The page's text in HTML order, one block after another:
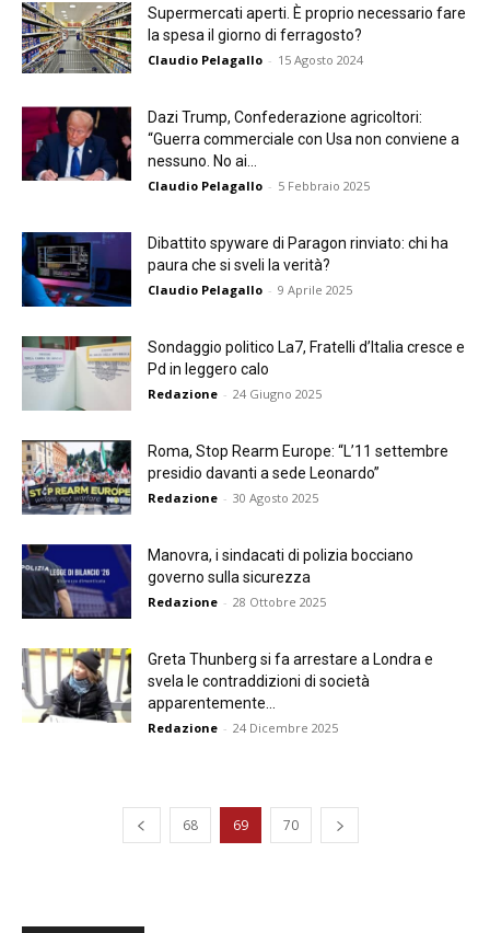
Supermercati aperti. È proprio necessario fare
la spesa il giorno di ferragosto?
Claudio Pelagallo - 15 Agosto 2024
Dazi Trump, Confederazione agricoltori:
“Guerra commerciale con Usa non conviene a
nessuno. No ai...
Claudio Pelagallo - 5 Febbraio 2025
Dibattito spyware di Paragon rinviato: chi ha
paura che si sveli la verità?
Claudio Pelagallo - 9 Aprile 2025
Sondaggio politico La7, Fratelli d’Italia cresce e
Pd in leggero calo
Redazione - 24 Giugno 2025
Roma, Stop Rearm Europe: “L’11 settembre
presidio davanti a sede Leonardo”
Redazione - 30 Agosto 2025
Manovra, i sindacati di polizia bocciano
governo sulla sicurezza
Redazione - 28 Ottobre 2025
Greta Thunberg si fa arrestare a Londra e
svela le contraddizioni di società
apparentemente...
Redazione - 24 Dicembre 2025
68 69 70